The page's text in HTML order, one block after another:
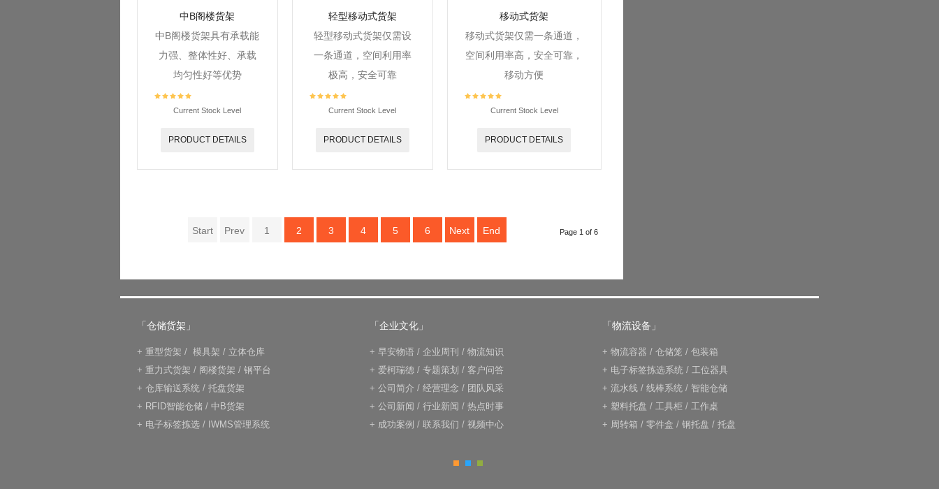
中B阁楼货架
中B阁楼货架具有承载能
力强、整体性好、承载
均匀性好等优势
Current Stock Level
PRODUCT DETAILS
轻型移动式货架
轻型移动式货架仅需设
一条通道，空间利用率
极高，安全可靠
Current Stock Level
PRODUCT DETAILS
移动式货架
移动式货架仅需一条通道，
空间利用率高，安全可靠，
移动方便
Current Stock Level
PRODUCT DETAILS
Start Prev 1 2 3 4 5 6 Next End Page 1 of 6
「仓储货架」
+ 重型货架 / 模具架 / 立体仓库
+ 重力式货架 / 阁楼货架 / 钢平台
+ 仓库输送系统 / 托盘货架
+ RFID智能仓储 / 中B货架
+ 电子标签拣选 / IWMS管理系统
「企业文化」
+ 早安物语 / 企业周刊 / 物流知识
+ 爱柯瑞德 / 专题策划 / 客户问答
+ 公司简介 / 经营理念 / 团队风采
+ 公司新闻 / 行业新闻 / 热点时事
+ 成功案例 / 联系我们 / 视频中心
「物流设备」
+ 物流容器 / 仓储笼 / 包装箱
+ 电子标签拣选系统 / 工位器具
+ 流水线 / 线棒系统 / 智能仓储
+ 塑料托盘 / 工具柜 / 工作桌
+ 周转箱 / 零件盒 / 钢托盘 / 托盘